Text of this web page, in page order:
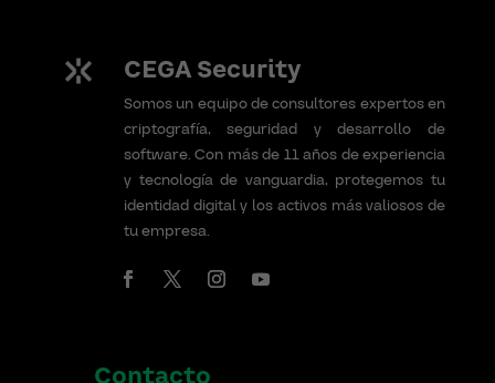
CEGA Security
Somos un equipo de consultores expertos en
criptografía, seguridad y desarrollo de
software. Con más de 11 años de experiencia
y tecnología de vanguardia, protegemos tu
identidad digital y los activos más valiosos de
tu empresa.
Contacto